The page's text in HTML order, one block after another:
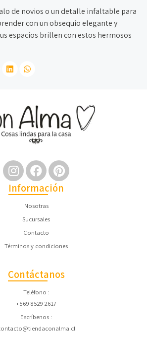
de novios o un detalle infaltable para
con un obsequio elegante y
espacios brillen con estos hermosos
Información
Nosotras
Sucursales
Contacto
Términos y condiciones
Contáctanos
Teléfono
+569 8529 2617
Escríbenos